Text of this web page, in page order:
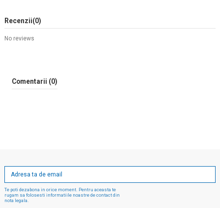
Recenzii(0)
No reviews
Comentarii (0)
Te poti dezabona in orice moment. Pentru aceasta te
rugam sa folosesti informatiile noastre de contact din
nota legala.